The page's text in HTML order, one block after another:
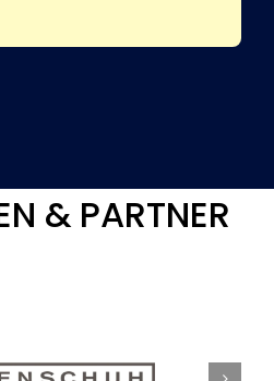
& PARTNER